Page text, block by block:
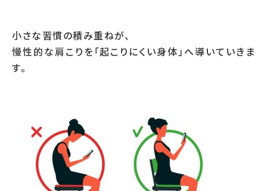
小さな習慣の積み重ねが、
慢性的な肩こりを「起こりにくい身体」へ導いていきま
す。